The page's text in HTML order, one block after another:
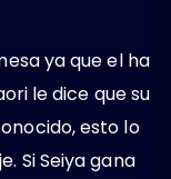
ya que el ha
le dice que su
esto lo
Si Seiya gana